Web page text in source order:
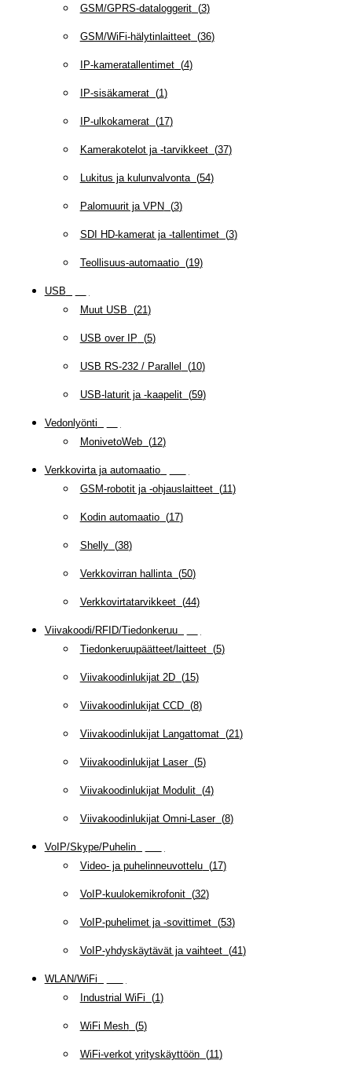
GSM/GPRS-dataloggerit(3)
GSM/WiFi-hälytinlaitteet(36)
IP-kameratallentimet(4)
IP-sisäkamerat(1 )
IP-ulkokamerat(17)
Kamerakotelot ja -tarvikkeet(37)
Lukitus ja kulunvalvonta(54)
Palomuurit ja VPN (3)
SDI HD-kamerat ja -tallentimet(3)
Teollisuus-automaatio(19)
USB
Muut USB (21 )
USB over IP (5)
USB RS-232 / Parallel (10)
USB-laturit ja -kaapelit(59)
Vedonlyönti
MonivetoWeb(12)
Verkkovirta ja automaatio(
GSM-robotit ja -ohjauslaitteet(11 )
Kodin automaatio(17)
Shelly(38)
Verkkovirran hallinta(50)
Verkkovirtatarvikkeet(44)
Viivakoodi/RFID/Tiedonkeruu(
Tiedonkeruupäätteet/laitteet(5)
Viivakoodinlukijat 2D(15)
Viivakoodinlukijat CCD(8)
Viivakoodinlukijat Langattomat(21 )
Viivakoodinlukijat Laser(5)
Viivakoodinlukijat Modulit(4)
Viivakoodinlukijat Omni-Laser(8)
VoIP/Skype/Puhelin(
Video- ja puhelinneuvottelu(17)
VoIP-kuulokemikrofonit(32)
VoIP-puhelimet ja -sovittimet(53)
VoIP-yhdyskäytävät ja vaihteet(41 )
WLAN/WiFi
Industrial WiFi (1 )
WiFi Mesh(5)
WiFi-verkot yrityskäyttöön(11 )